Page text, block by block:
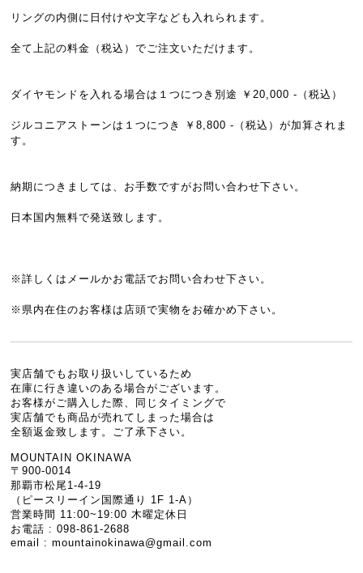
リングの内側に日付けや文字なども入れられます。
全て上記の料金（税込）でご注文いただけます。
ダイヤモンドを入れる場合は１つにつき別途 ￥20,000 -（税込）
ジルコニアストーンは１つにつき ￥8,800 -（税込）が加算されま
す。
納期につきましては、お手数ですがお問い合わせ下さい。
日本国内無料で発送致します。
※詳しくはメールかお電話でお問い合わせ下さい。
※県内在住のお客様は店頭で実物をお確かめ下さい。
実店舗でもお取り扱いしているため
在庫に行き違いのある場合がございます。
お客様がご購入した際、同じタイミングで
実店舗でも商品が売れてしまった場合は
全額返金致します。ご了承下さい。
MOUNTAIN OKINAWA
〒900-0014
那覇市松尾1-4-19
（ピースリーイン国際通り 1F 1-A）
営業時間 11:00~19:00 木曜定休日
お電話 : 098-861-2688
email :mountainokinawa@gmail.com